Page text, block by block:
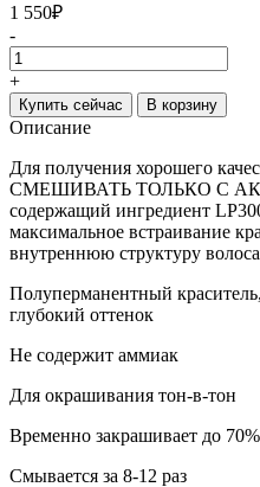
1 550₽
-
+
Купить сейчас В корзину
Описание
Для получения хорошего
СМЕШИВАТЬ ТОЛЬКО С
содержащий ингредиент
максимальное встраивание
внутреннюю структуру
Полуперманентный
глубокий оттенок
Не содержит аммиак
Для окрашивания тон-в-тон
Временно закрашивает до
Смывается за 8-12 раз